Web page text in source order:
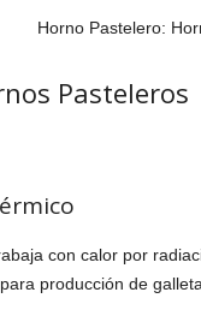
Pasteleros
con calor por
producción de